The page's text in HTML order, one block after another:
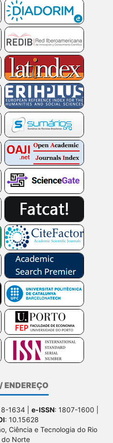
ENDEREÇO
1634 | e-ISSN: 1807-1600 |
: 10.15628
Ciência e Tecnologia do Rio
do Norte